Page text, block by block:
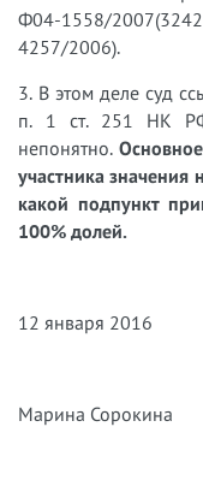
Ф04-1558/
4257/2006).
3. В этом деле суд
п. 1 ст. 251 НК
непонятно.
участника
какой подпункт
100% долей.
12 января 2016
Марина Сорокина